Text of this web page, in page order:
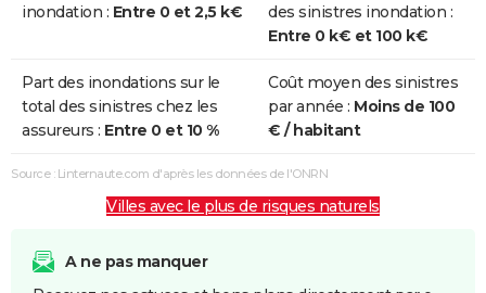
inondation : Entre 0 et 2,5 k€
des sinistres inondation :
Entre 0 k€ et 100 k€
Part des inondations sur le
total des sinistres chez les
assureurs : Entre 0 et 10 %
Coût moyen des sinistres
par année : Moins de 100
€ / habitant
Source : Linternaute.com d'après les données de l'ONRN
Villes avec le plus de risques naturels
A ne pas manquer